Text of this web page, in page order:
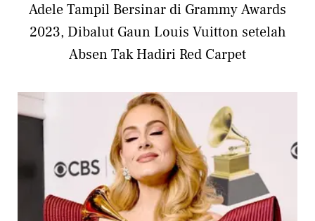
Adele Tampil Bersinar di Grammy Awards
2023, Dibalut Gaun Louis Vuitton setelah
Absen Tak Hadiri Red Carpet